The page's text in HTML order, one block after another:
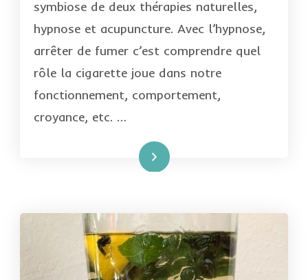
symbiose de deux thérapies naturelles,
hypnose et acupuncture. Avec l’hypnose,
arrêter de fumer c’est comprendre quel
rôle la cigarette joue dans notre
fonctionnement, comportement,
croyance, etc. …
Lire la suite